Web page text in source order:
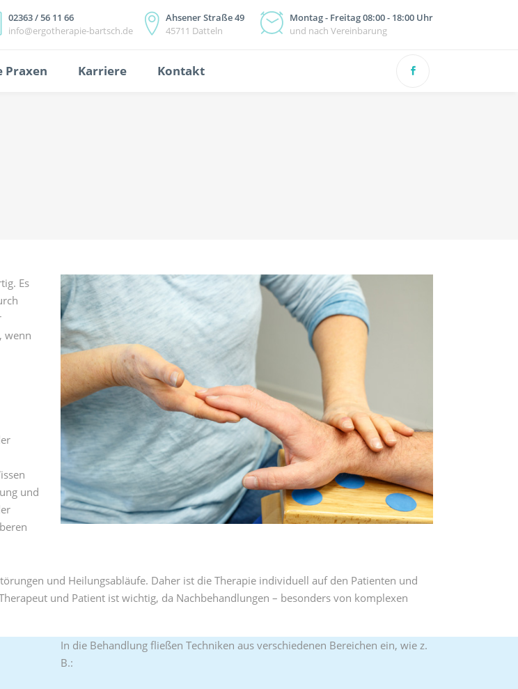
02363 / 56 11 66
info@ergotherapie-bartsch.de
Ahsener Straße 49
45711 Datteln
Montag - Freitag 08:00 - 18:00 Uhr
und nach Vereinbarung
Praxen Karriere Kontakt
Es
wenn
und
und Heilungsabläufe. Daher ist die Therapie individuell auf den Patienten und
und Patient ist wichtig, da Nachbehandlungen – besonders von komplexen
In die Behandlung fließen Techniken aus verschiedenen Bereichen ein, wie z.
B.: